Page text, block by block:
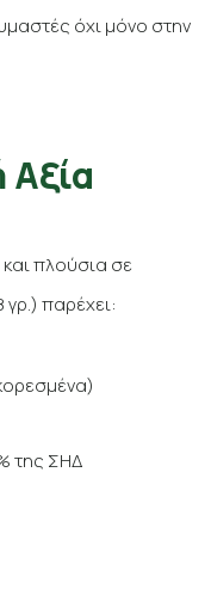
όχι μόνο στην
πλούσια σε
παρέχει:
της ΣΗΔ